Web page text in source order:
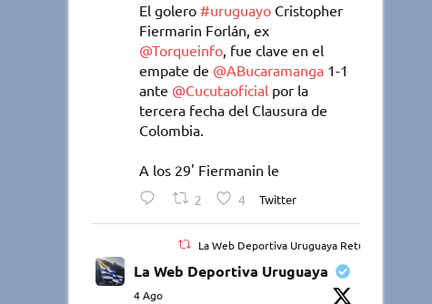
El golero#uruguayo Cristopher
Fiermarin Forlán, ex
@Torqueinfo, fue clave en el
empate de @ABucaramanga 1-1
ante @Cucutaoficial por la
tercera fecha del Clausura de
Colombia.
A los 29' Fiermanin le
2 4 Twitter
La Web Deportiva Uruguaya Retuiteado
La Web Deportiva Uruguaya
4 Ago